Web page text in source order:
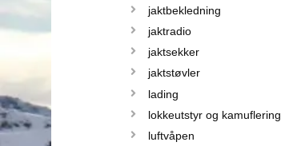
jaktbekledning
jaktradio
jaktsekker
jaktstøvler
lading
lokkeutstyr og kamuflering
luftvåpen